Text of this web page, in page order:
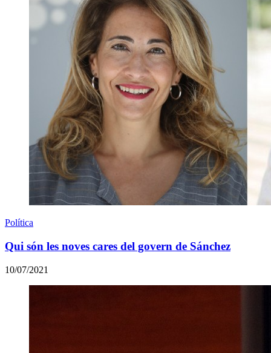
Política
Qui són les noves cares del govern de Sánchez
10/07/2021